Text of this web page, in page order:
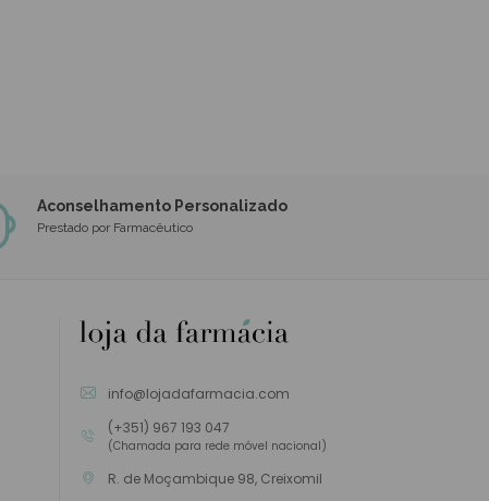
Aconselhamento Personalizado
Prestado por Farmacêutico
info@lojadafarmacia.com
(+351) 967 193 047
(Chamada para rede móvel nacional)
R. de Moçambique 98, Creixomil